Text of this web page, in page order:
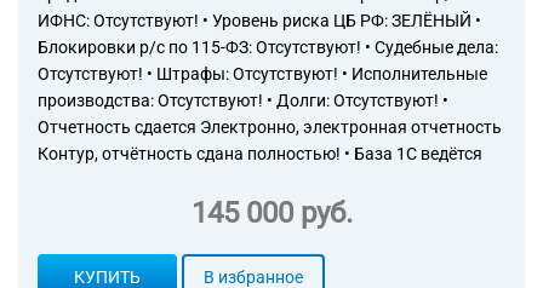
ИФНС: Отсутствуют! • Уровень риска ЦБ РФ: ЗЕЛЁНЫЙ •
Блокировки р/с по 115-ФЗ: Отсутствуют! • Судебные дела:
Отсутствуют! • Штрафы: Отсутствуют! • Исполнительные
производства: Отсутствуют! • Долги: Отсутствуют! •
Отчетность сдается Электронно, электронная отчетность
Контур, отчётность сдана полностью! • База 1С ведётся
145 000 руб.
КУПИТЬ В избранное